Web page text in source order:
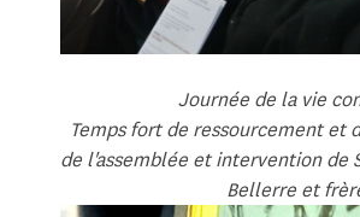
Journée de la vie
Temps fort de ressourcement et
de l'assemblée et intervention de
Bellerre et